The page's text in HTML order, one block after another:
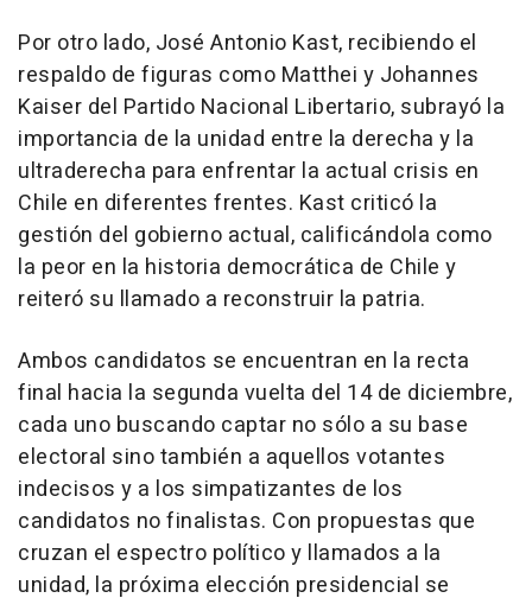
Por otro lado, José Antonio Kast, recibiendo el
respaldo de figuras como Matthei y Johannes
Kaiser del Partido Nacional Libertario, subrayó la
importancia de la unidad entre la derecha y la
ultraderecha para enfrentar la actual crisis en
Chile en diferentes frentes. Kast criticó la
gestión del gobierno actual, calificándola como
la peor en la historia democrática de Chile y
reiteró su llamado a reconstruir la patria.
Ambos candidatos se encuentran en la recta
final hacia la segunda vuelta del 14 de diciembre,
cada uno buscando captar no sólo a su base
electoral sino también a aquellos votantes
indecisos y a los simpatizantes de los
candidatos no finalistas. Con propuestas que
cruzan el espectro político y llamados a la
unidad, la próxima elección presidencial se